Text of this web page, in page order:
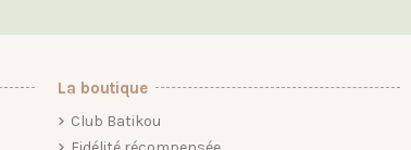
La boutique
Club Batikou